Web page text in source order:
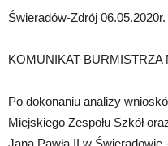
Świeradów-Zdrój 06.05.2020r.
KOMUNIKAT BURMISTRZA
Po dokonaniu analizy
Miejskiego Zespołu Szkół